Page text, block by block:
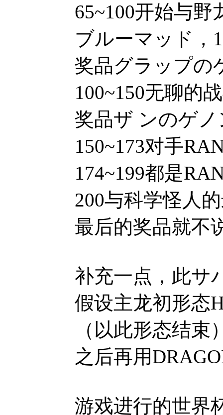
65~100开始与
ブルーマッド，
奖品グラップ
100~150无聊的
奖品ザ ンのゲ
150~173对手
174~199都是
200与科学怪人
最后的奖品就不
补充一点，此サ
假设主龙初形态
（以此形态结
之后再用
游戏进行的世界